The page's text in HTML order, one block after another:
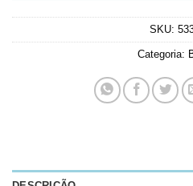
SKU:
Categoria: